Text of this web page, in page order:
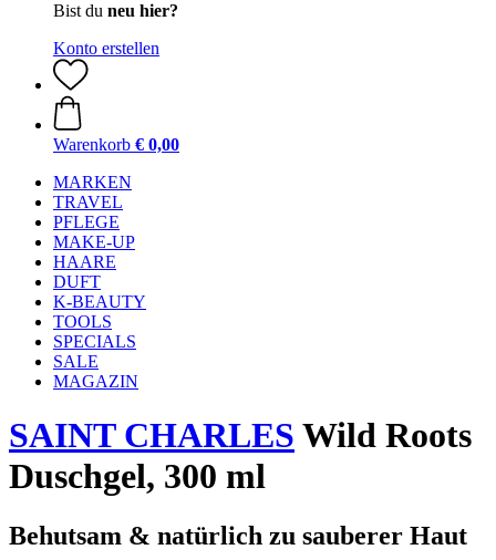
Bist du neu hier?
Konto erstellen
Warenkorb € 0,00
MARKEN
TRAVEL
PFLEGE
MAKE-UP
HAARE
DUFT
K-BEAUTY
TOOLS
SPECIALS
SALE
MAGAZIN
SAINT CHARLES Wild Roots
Duschgel, 300 ml
Behutsam & natürlich zu sauberer Haut